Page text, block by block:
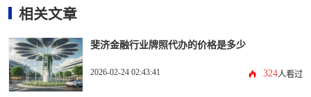
相关文章
斐济金融行业牌照代办的价格是多少
2026-02-24 02:43:41 324人看过